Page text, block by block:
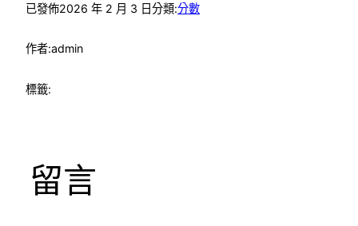
已發佈2026 年 2 月 3 日分類:分數
作者:admin
標籤:
留言